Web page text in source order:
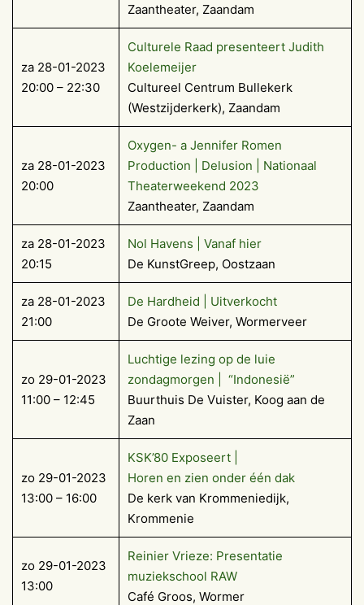
Zaantheater, Zaandam
za 28-01-2023
20:00 – 22:30
Culturele Raad presenteert Judith
Koelemeijer
Cultureel Centrum Bullekerk
(Westzijderkerk), Zaandam
za 28-01-2023
20:00
Oxygen- a Jennifer Romen
Production | Delusion | Nationaal
Theaterweekend 2023
Zaantheater, Zaandam
za 28-01-2023
20:15
Nol Havens | Vanaf hier
De KunstGreep, Oostzaan
za 28-01-2023
21:00
De Hardheid | Uitverkocht
De Groote Weiver, Wormerveer
zo 29-01-2023
11:00 – 12:45
Luchtige lezing op de luie
zondagmorgen | “Indonesië”
Buurthuis De Vuister, Koog aan de
Zaan
zo 29-01-2023
13:00 – 16:00
KSK’80 Exposeert |
Horen en zien onder één dak
De kerk van Krommeniedijk,
Krommenie
zo 29-01-2023
13:00
Reinier Vrieze: Presentatie
muziekschool RAW
Café Groos, Wormer